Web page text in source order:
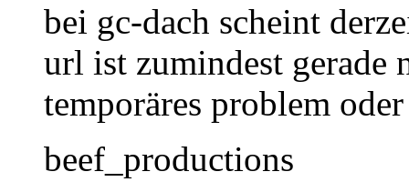
bei gc-dach scheint
url ist zumindest gerade
temporäres problem
beef_productions